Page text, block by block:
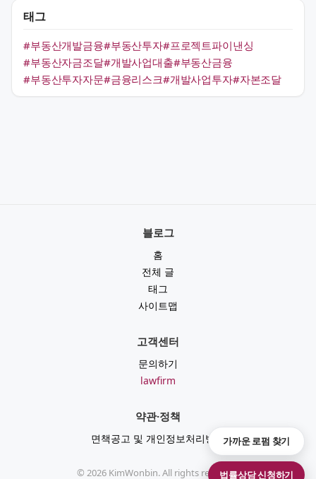
태그
#부동산개발금융#부동산투자#프로젝트파이낸싱
#부동산자금조달#개발사업대출#부동산금융
#부동산투자자문#금융리스크#개발사업투자#자본조달
블로그
홈
전체 글
태그
사이트맵
고객센터
문의하기
lawfirm
약관·정책
면책공고 및 개인정보처리방침
© 2026KimWonbin. All rights reserved.
가까운 로펌 찾기
법률상담 신청하기